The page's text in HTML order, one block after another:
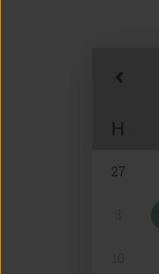
választó
H
27